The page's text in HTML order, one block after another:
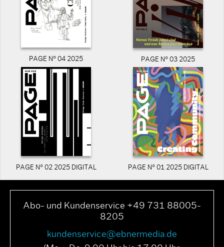
PAGE N° 04 2025 PAGE N° 03 2025
PAGE N° 02 2025 DIGITAL PAGE N° 01 2025 DIGITAL
Abo- und Kundenservice +49 731 88005-
8205
kundenservice@ebnermedia.de